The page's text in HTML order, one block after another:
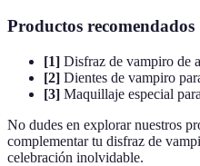
Productos recomendados
[1] Disfraz de vampiro de
[2] Dientes de vampiro
[3] Maquillaje especial
No dudes en explorar nuestros
complementar tu disfraz de
celebración inolvidable.